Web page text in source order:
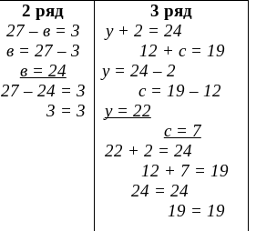
2 ряд
27 – в = 3
в = 27 – 3
в = 24
27 – 24 = 3
3 = 3
3 ряд
у + 2 = 24
12 + с = 19
у = 24 – 2
с = 19 – 12
у = 22
с = 7
22 + 2 = 24
12 + 7 = 19
24 = 24
19 = 19